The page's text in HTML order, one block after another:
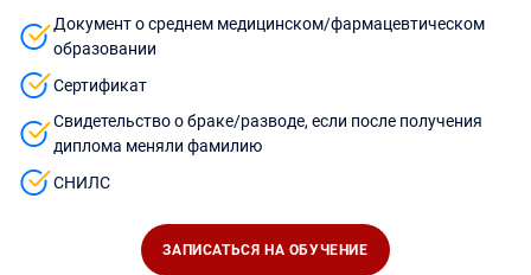
Документ о среднем медицинском/фармацевтическом
образовании
Сертификат
Свидетельство о браке/разводе, если после получения
диплома меняли фамилию
СНИЛС
ЗАПИСАТЬСЯ НА ОБУЧЕНИЕ